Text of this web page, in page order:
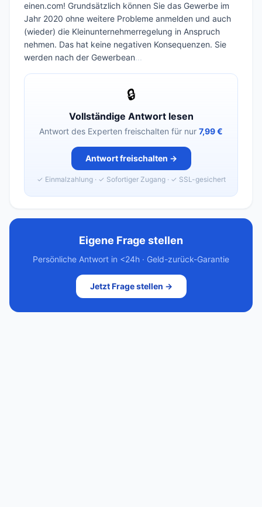
einen.com! Grundsätzlich können Sie das Gewerbe im
Jahr 2020 ohne weitere Probleme anmelden und auch
(wieder) die Kleinunternehmerregelung in Anspruch
nehmen. Das hat keine negativen Konsequenzen. Sie
werden nach der Gewerbean...
🔒
Vollständige Antwort lesen
Antwort des Experten freischalten für nur 7,99 €
Antwort freischalten →
✓ Einmalzahlung · ✓ Sofortiger Zugang · ✓ SSL-gesichert
Eigene Frage stellen
Persönliche Antwort in <24h · Geld-zurück-Garantie
Jetzt Frage stellen →